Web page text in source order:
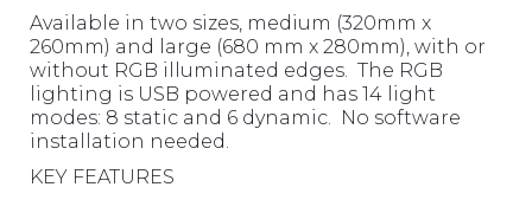
Available in two sizes, medium (320mm x
260mm) and large (680 mm x 280mm), with or
without RGB illuminated edges. The RGB
lighting is USB powered and has 14 light
modes: 8 static and 6 dynamic. No software
installation needed.
KEY FEATURES